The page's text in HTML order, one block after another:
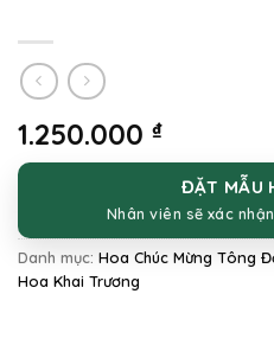
1.250.000 ₫
ĐẶT MẪU
Nhân viên sẽ xác
Danh mục: Hoa Chúc Mừng Tông
Hoa Khai Trương